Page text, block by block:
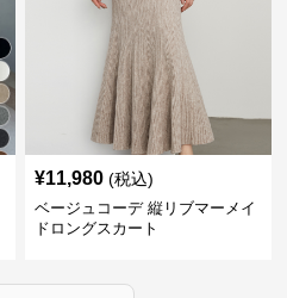
¥11,980 (税込)
ベージュコーデ 縦リブマーメイ
ドロングスカート